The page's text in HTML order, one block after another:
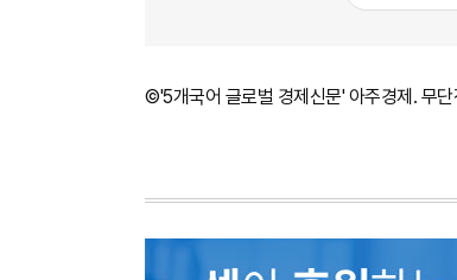
©'5개국어 글로벌 경제신문' 아주경제. 무단